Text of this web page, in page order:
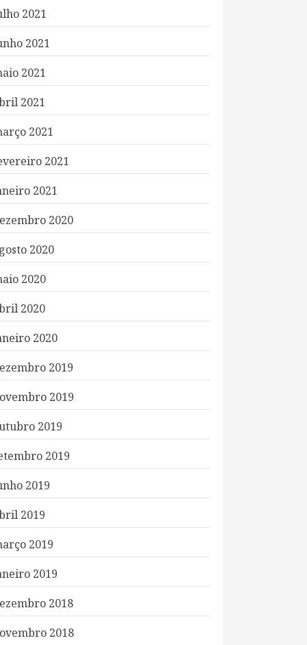
2021
2021
2021
2021
2021
2021
2021
2020
2020
2020
2020
2020
2019
2019
2019
2019
2019
2019
2019
2019
2018
2018